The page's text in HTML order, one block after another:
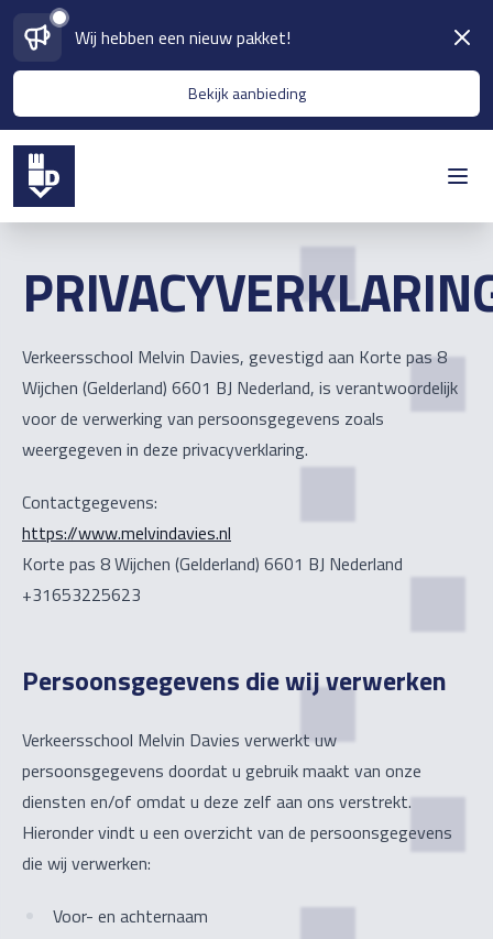
Wij hebben een nieuw pakket!
Bekijk aanbieding
Verkeersschool Melvin Davies, gevestigd aan Korte pas 8
Wijchen (Gelderland) 6601 BJ Nederland, is verantwoordelijk
voor de verwerking van persoonsgegevens zoals
weergegeven in deze privacyverklaring.
Contactgegevens:
https://www.melvindavies.nl
Korte pas 8 Wijchen (Gelderland) 6601 BJ Nederland
+31653225623
Persoonsgegevens die wij verwerken
Verkeersschool Melvin Davies verwerkt uw
persoonsgegevens doordat u gebruik maakt van onze
diensten en/of omdat u deze zelf aan ons verstrekt.
Hieronder vindt u een overzicht van de persoonsgegevens
die wij verwerken:
Voor- en achternaam